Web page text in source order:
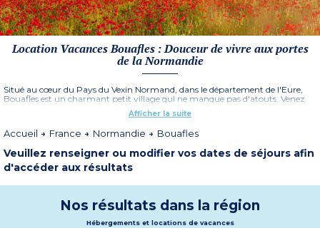
Location Vacances Bouafles : Douceur de vivre aux portes
de la Normandie
Situé au cœur du Pays du Vexin Normand, dans le département de l'Eure,
Bouafles est un charmant petit village qui ne manque pas d'atouts. Venez
vous ressourcer dans ce petit coin de nature où culture et gastronomie
rythmeront vos vacances. Lors de votre séjour, découvrez les plus beaux lieux
remarquable à seulement 5 kilomètres. Explorez ensuite les jardins de
Forêt, l'un des plus beaux villages de France. Bouafles et ses environs vous
offrent tout le charme de la Normandie
Afficher la suite
Accueil France Normandie Bouafles
Veuillez renseigner ou modifier vos dates de séjours afin
d'accéder aux résultats
Nos résultats dans la région
Hébergements et locations de vacances